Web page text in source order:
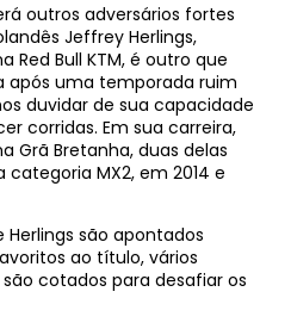
outros adversários fortes
Jeffrey Herlings,
Red Bull KTM, é outro que
após uma temporada ruim
duvidar de sua capacidade
corridas. Em sua carreira,
Grã Bretanha, duas delas
categoria MX2, em 2014 e
Herlings são apontados
ao título, vários
cotados para desafiar os